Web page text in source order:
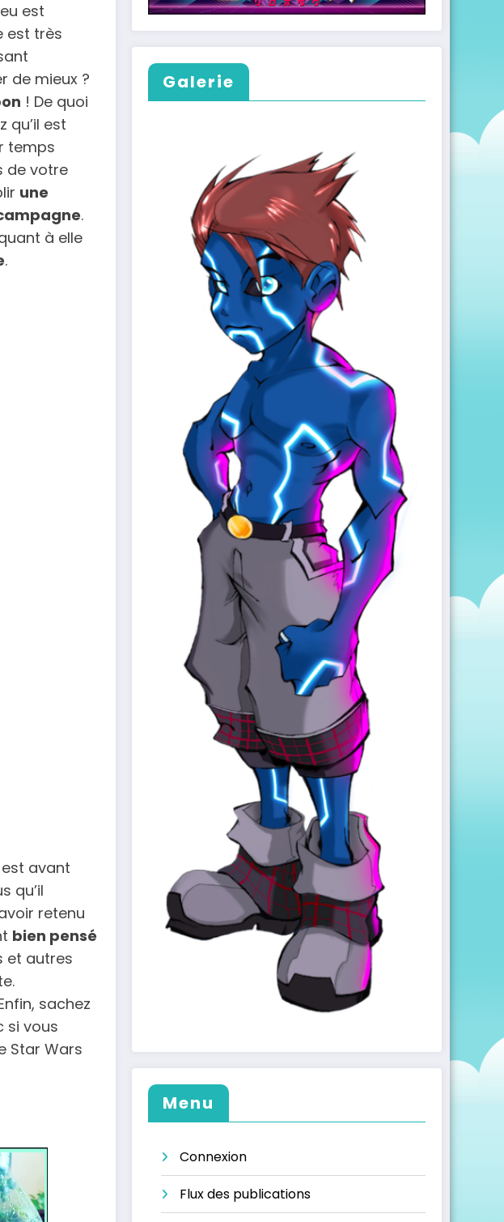
est
est très
de mieux ?
! De quoi
qu’il est
temps
de votre
une
.
à elle
.
avant
qu’il
retenu
bien pensé
et autres
sachez
si vous
Star Wars
Galerie
Menu
Connexion
Flux des publications